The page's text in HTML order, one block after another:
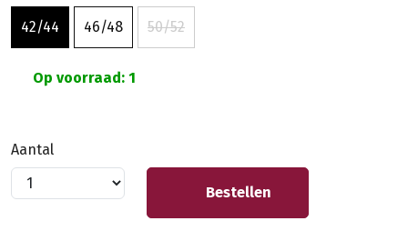
42/44 46/48 50/52
Op voorraad: 1
Aantal
Bestellen